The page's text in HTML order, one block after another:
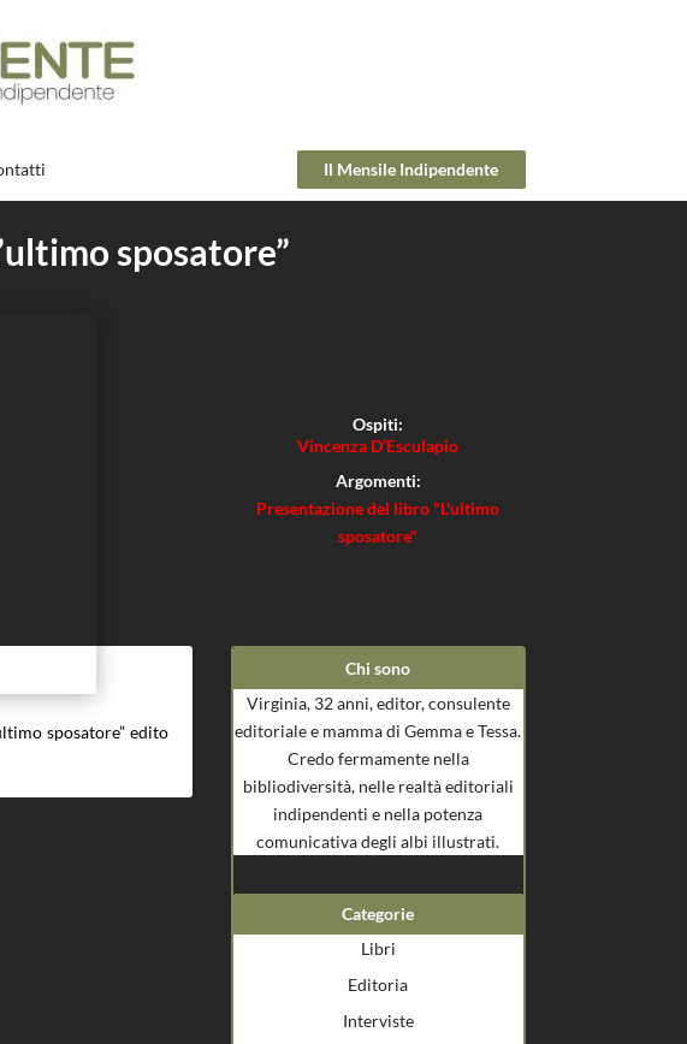
Il Mensile Indipendente
sposatore”
Ospiti:
Vincenza D’Esculapio
Argomenti:
Presentazione del libro "L'ultimo
sposatore"
sposatore” edito
Chi sono
Virginia, 32 anni, editor, consulente
editoriale e mamma di Gemma e Tessa.
Credo fermamente nella
bibliodiversità, nelle realtà editoriali
indipendenti e nella potenza
comunicativa degli albi illustrati.
Categorie
Libri
Editoria
Interviste